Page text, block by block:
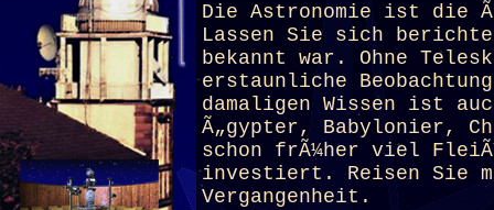
Die Astronomie ist die
Lassen Sie sich
bekannt war. Ohne
erstaunliche
damaligen Wissen ist
Ã„gypter, Babylonier,
schon frÃ¼her viel
investiert. Reisen Sie
Vergangenheit.